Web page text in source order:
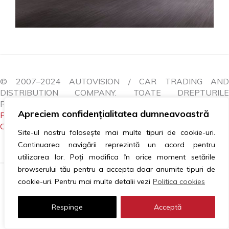
Apreciem confidențialitatea dumneavoastră
Site-ul nostru folosește mai multe tipuri de cookie-uri.
Continuarea navigării reprezintă un acord pentru
utilizarea lor. Poți modifica în orice moment setările
browserului tău pentru a accepta doar anumite tipuri de
cookie-uri. Pentru mai multe detalii vezi Politica cookies
Respinge Acceptă
© 2007–2024 AUTOVISION / CAR TRADING AND
DISTRIBUTION COMPANY. TOATE DREPTURILE
REZERVATE.
POLITICA COOKIES|GDPR|ANPC|LITIGII
CONTACTEAZĂ-NE